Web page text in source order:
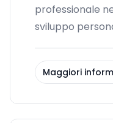
professionale
sviluppo
bisogno di una
desideri
Maggiori